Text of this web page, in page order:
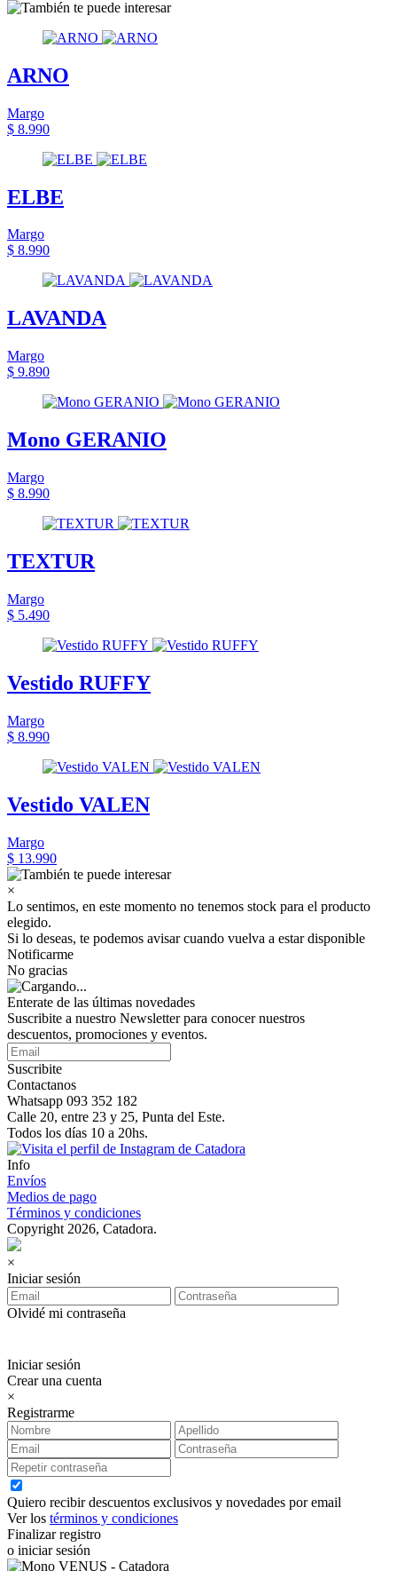
ARNO
Margo
$ 8.990
ELBE
Margo
$ 8.990
LAVANDA
Margo
$ 9.890
Mono GERANIO
Margo
$ 8.990
TEXTUR
Margo
$ 5.490
Vestido RUFFY
Margo
$ 8.990
Vestido VALEN
Margo
$ 13.990
×
Lo sentimos, en este momento no tenemos stock para el producto
elegido.
Si lo deseas, te podemos avisar cuando vuelva a estar disponible
Notificarme
No gracias
Enterate de las últimas novedades
Suscribite a nuestro Newsletter para conocer nuestros
descuentos, promociones y eventos.
Suscribite
Contactanos
Whatsapp 093 352 182
Calle 20, entre 23 y 25, Punta del Este.
Todos los días 10 a 20hs.
Info
Envíos
Medios de pago
Términos y condiciones
Copyright 2026, Catadora.
×
Iniciar sesión
Olvidé mi contraseña
Iniciar sesión
Crear una cuenta
×
Registrarme
Quiero recibir descuentos exclusivos y novedades por email
Ver los términos y condiciones
Finalizar registro
o iniciar sesión